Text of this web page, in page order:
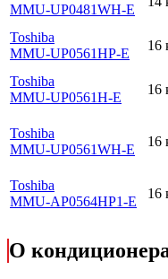
MMU-UP0481WH-E
Toshiba
MMU-UP0561HP-E
16
Toshiba
MMU-UP0561H-E
16
Toshiba
MMU-UP0561WH-E
16
Toshiba
MMU-AP0564HP1-E
16
О